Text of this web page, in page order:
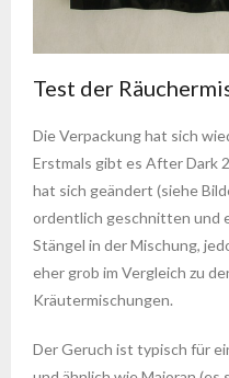
Test der
Die Verpackung hat sich
Erstmals gibt es After Dark
hat sich geändert (siehe
ordentlich geschnitten und
Stängel in der Mischung,
eher grob im Vergleich zu
Kräutermischungen.
Der Geruch ist typisch für